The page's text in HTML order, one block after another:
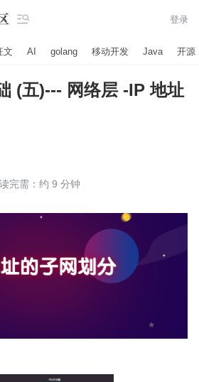
 登录
文 AI golang 移动开发 Java 开源
(五)--- 网络层 -IP 地址
完需：约 9 分钟